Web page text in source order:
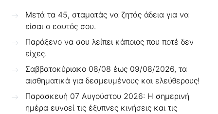
Μετά τα 45, σταματάς να ζητάς άδεια για να
είσαι ο εαυτός σου.
Παράξενο να σου λείπει κάποιος που ποτέ δεν
είχες.
Σαββατοκύριακο 08/08 έως 09/08/2026, τα
αισθηματικά για δεσμευμένους και ελεύθερους!
Παρασκευή 07 Αυγούστου 2026: Η σημερινή
ημέρα ευνοεί τις έξυπνες κινήσεις και τις